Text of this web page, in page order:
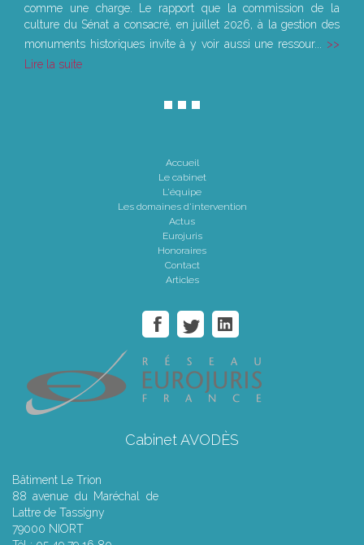
comme une charge. Le rapport que la commission de la
culture du Sénat a consacré, en juillet 2026, à la gestion des
monuments historiques invite à y voir aussi une ressour...
Lire la suite
Accueil
Le cabinet
L'équipe
Les domaines d'intervention
Actus
Eurojuris
Honoraires
Contact
Articles
Cabinet AVODÈS
Bâtiment Le Trion
88 avenue du Maréchal de
Lattre de Tassigny
79000 NIORT